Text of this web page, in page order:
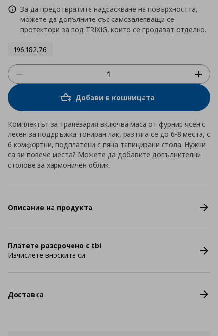
За да предотвратите надраскване на повърхността,
можете да допълните със самозалепващи се
протектори за под TRIXIG, които се продават отделно.
196.182.76
Добави в кошницата
Комплектът за трапезария включва маса от фурнир ясен с
лесен за поддръжка тониран лак, разтяга се до 6-8 места, с
6 комфортни, подплатени с пяна тапицирани стола. Нужни
са ви повече места? Можете да добавите допълнителни
столове за хармоничен облик.
Описание на продукта
Платете разсрочено с tbi
Изчислете вноските си
Доставка